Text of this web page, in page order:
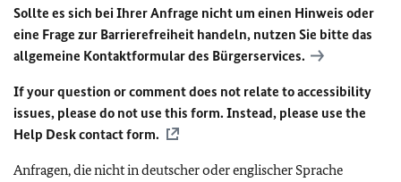
Sollte es sich bei Ihrer Anfrage nicht um einen Hinweis oder
eine Frage zur Barrierefreiheit handeln, nutzen Sie bitte das
allgemeine Kontaktformular des Bürgerservices.
If your question or comment does not relate to accessibility
issues, please do not use this form. Instead, please use the
Help Desk contact form.
Anfragen, die nicht in deutscher oder englischer Sprache